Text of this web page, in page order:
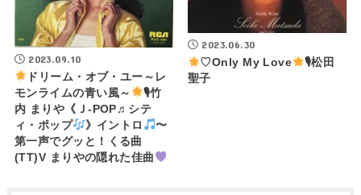
2023.09.10
ドリーム・オブ・ユー～レ
モンライムの青い風～
🎙竹
内 まりや《Ｊ-POP♬シテ
ィ・ポップ
》イントロ
〜
第一声でグッと！くる曲
(TT)V まりやの隠れた佳曲
2023.06.30
♡Only My Love
🎙松田
聖子